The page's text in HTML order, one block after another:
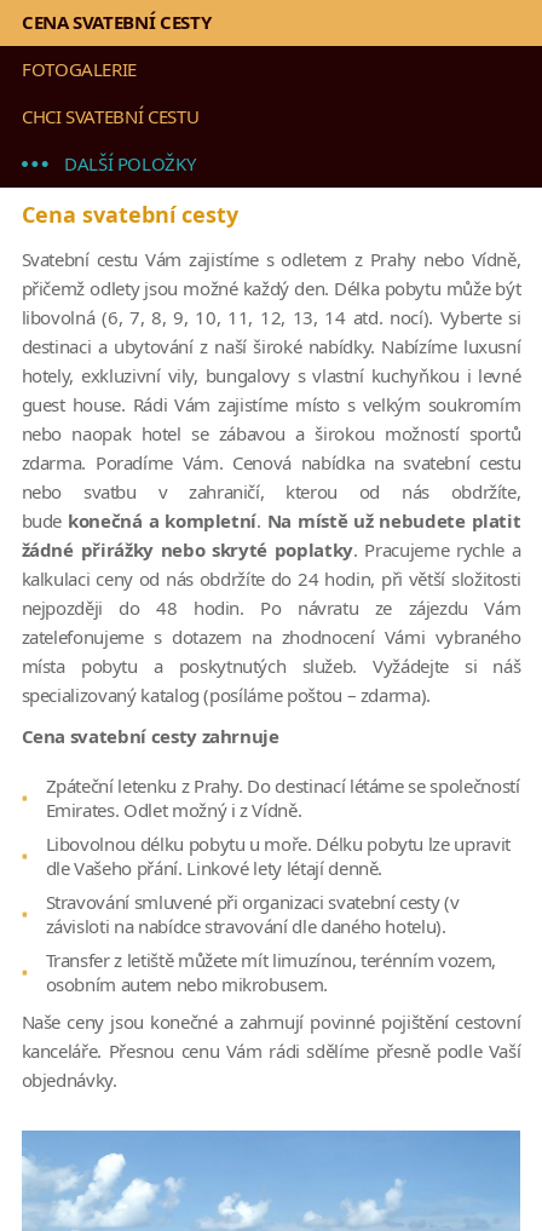
CENA SVATEBNÍ CESTY
FOTOGALERIE
CHCI SVATEBNÍ CESTU
DALŠÍ POLOŽKY
Cena svatební cesty
Svatební cestu Vám zajistíme s odletem z Prahy nebo Vídně,
přičemž odlety jsou možné každý den. Délka pobytu může být
libovolná (6, 7, 8, 9, 10, 11, 12, 13, 14 atd. nocí). Vyberte si
destinaci a ubytování z naší široké nabídky. Nabízíme luxusní
hotely, exkluzivní vily, bungalovy s vlastní kuchyňkou i levné
guest house. Rádi Vám zajistíme místo s velkým soukromím
nebo naopak hotel se zábavou a širokou možností sportů
zdarma. Poradíme Vám. Cenová nabídka na svatební cestu
nebo svatbu v zahraničí, kterou od nás obdržíte,
bude konečná a kompletní. Na místě už nebudete platit
žádné přirážky nebo skryté poplatky. Pracujeme rychle a
kalkulaci ceny od nás obdržíte do 24 hodin, při větší složitosti
nejpozději do 48 hodin. Po návratu ze zájezdu Vám
zatelefonujeme s dotazem na zhodnocení Vámi vybraného
místa pobytu a poskytnutých služeb. Vyžádejte si náš
specializovaný katalog (posíláme poštou – zdarma).
Cena svatební cesty zahrnuje
Zpáteční letenku z Prahy. Do destinací létáme se společností
Emirates. Odlet možný i z Vídně.
Libovolnou délku pobytu u moře. Délku pobytu lze upravit
dle Vašeho přání. Linkové lety létají denně.
Stravování smluvené při organizaci svatební cesty (v
závisloti na nabídce stravování dle daného hotelu).
Transfer z letiště můžete mít limuzínou, terénním vozem,
osobním autem nebo mikrobusem.
Naše ceny jsou konečné a zahrnují povinné pojištění cestovní
kanceláře. Přesnou cenu Vám rádi sdělíme přesně podle Vaší
objednávky.